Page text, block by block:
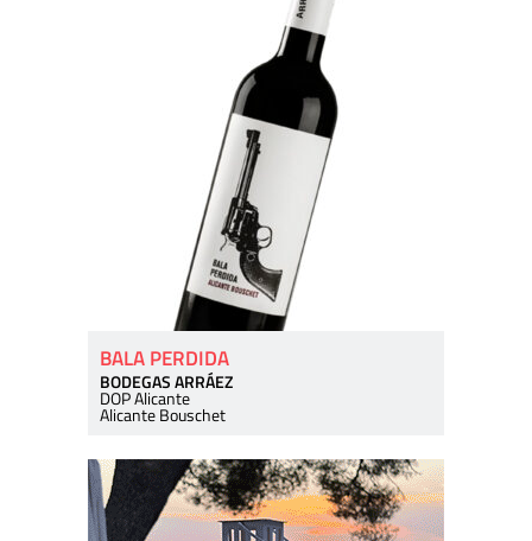
BALA PERDIDA
BODEGAS ARRÁEZ
DOP Alicante
Alicante Bouschet